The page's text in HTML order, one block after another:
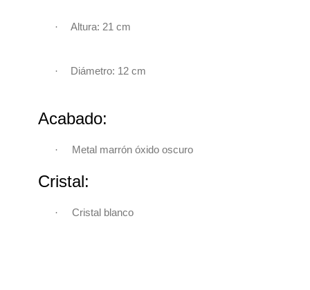
· Altura: 21 cm
· Diámetro: 12 cm
Acabado:
· Metal marrón óxido oscuro
Cristal:
· Cristal blanco